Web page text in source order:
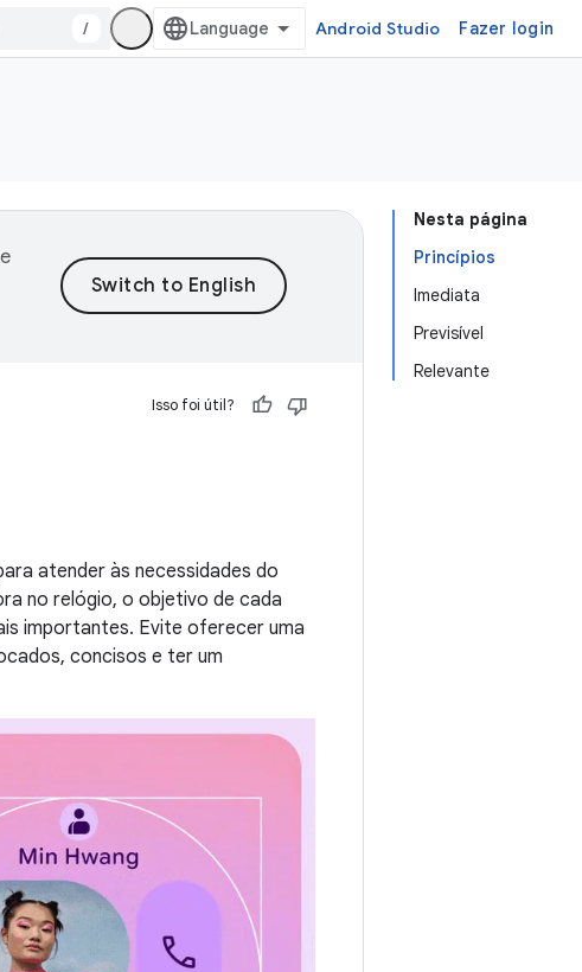
/ Android Studio Fazer login
Nesta página
Princípios
Imediata
Previsível
Relevante
Isso foi útil?
atender às necessidades do
no relógio, o objetivo de cada
importantes. Evite oferecer uma
concisos e ter um